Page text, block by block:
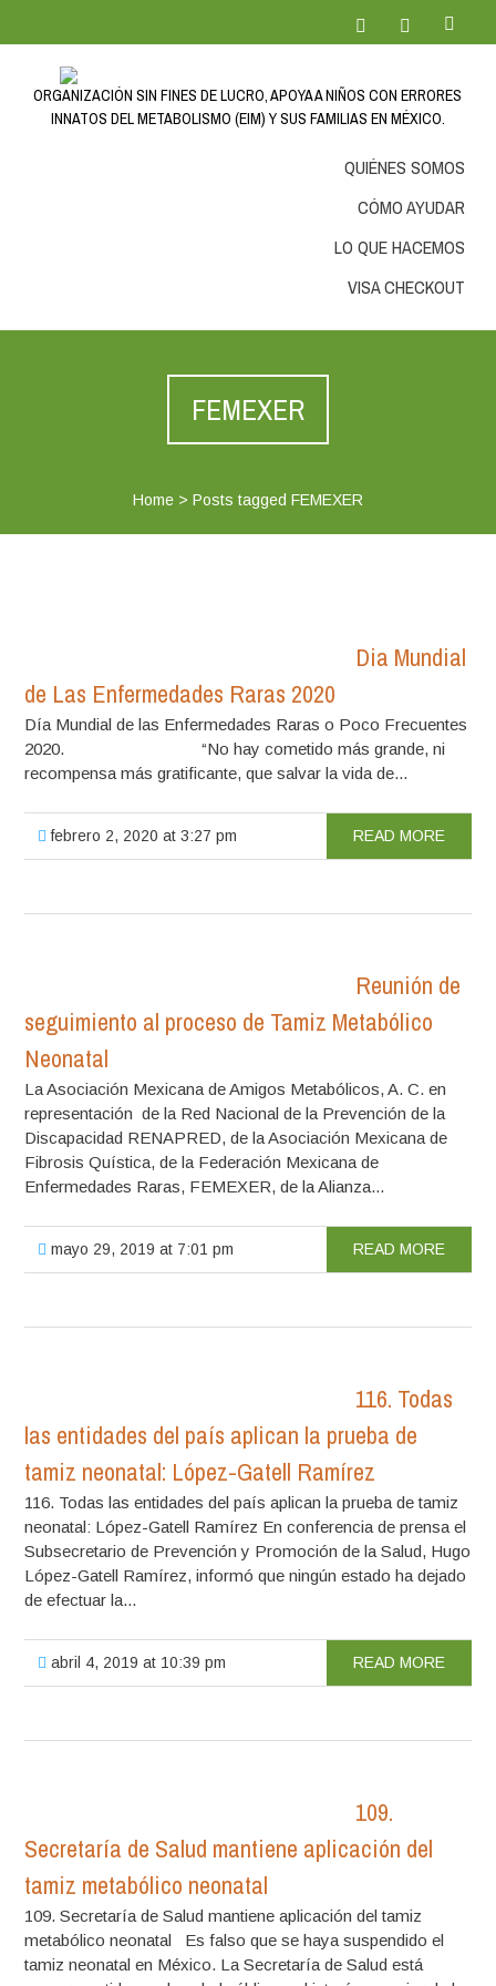
ORGANIZACIÓN SIN FINES DE LUCRO, APOYA A NIÑOS CON ERRORES
INNATOS DEL METABOLISMO (EIM) Y SUS FAMILIAS EN MÉXICO.
QUIÉNES SOMOS
CÓMO AYUDAR
LO QUE HACEMOS
VISA CHECKOUT
FEMEXER
Home> Posts tagged FEMEXER
Dia Mundial
de Las Enfermedades Raras 2020
Día Mundial de las Enfermedades Raras o Poco Frecuentes
2020. “No hay cometido más grande, ni
recompensa más gratificante, que salvar la vida de...
febrero 2, 2020 at 3:27 pm READ MORE
Reunión de
seguimiento al proceso de Tamiz Metabólico
Neonatal
La Asociación Mexicana de Amigos Metabólicos, A. C. en
representación de la Red Nacional de la Prevención de la
Discapacidad RENAPRED, de la Asociación Mexicana de
Fibrosis Quística, de la Federación Mexicana de
Enfermedades Raras, FEMEXER, de la Alianza...
mayo 29, 2019 at 7:01 pm READ MORE
116. Todas
las entidades del país aplican la prueba de
tamiz neonatal: López-Gatell Ramírez
116. Todas las entidades del país aplican la prueba de tamiz
neonatal: López-Gatell Ramírez En conferencia de prensa el
Subsecretario de Prevención y Promoción de la Salud, Hugo
López-Gatell Ramírez, informó que ningún estado ha dejado
de efectuar la...
abril 4, 2019 at 10:39 pm READ MORE
109.
Secretaría de Salud mantiene aplicación del
tamiz metabólico neonatal
109. Secretaría de Salud mantiene aplicación del tamiz
metabólico neonatal Es falso que se haya suspendido el
tamiz neonatal en México. La Secretaría de Salud está